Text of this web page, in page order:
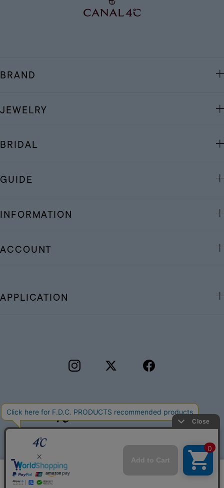
BRAND
JEWELRY
BRIDAL
GUIDE
INFORMATION
ACCOUNT
APPLICATION
このサイトではサービス向上のためクッキー
を利用しています。